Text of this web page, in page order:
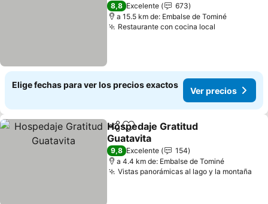
8,8 Excelente
673
a 15.5 km de: Embalse de Tominé
Restaurante con cocina local
Elige fechas para ver los precios exactos
Ver precios
CompartirAgregar a favoritos
Hospedaje Gratitud
Guatavita
9,8 Excelente
154
a 4.4 km de: Embalse de Tominé
Vistas panorámicas al lago y la montaña